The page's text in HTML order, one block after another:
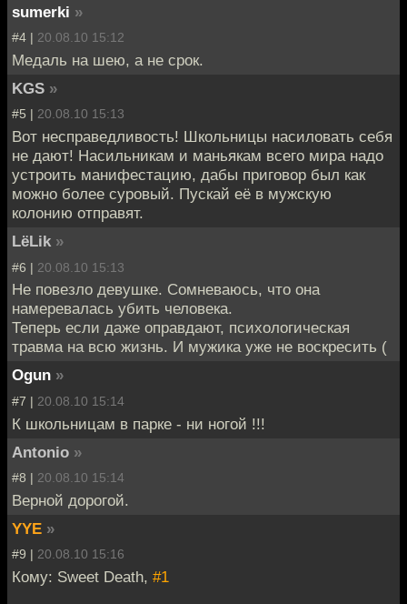
sumerki »
#4 | 20.08.10 15:12
Медаль на шею, а не срок.
KGS »
#5 | 20.08.10 15:13
Вот несправедливость! Школьницы насиловать себя
не дают! Насильникам и маньякам всего мира надо
устроить манифестацию, дабы приговор был как
можно более суровый. Пускай её в мужскую
колонию отправят.
LёLik »
#6 | 20.08.10 15:13
Не повезло девушке. Сомневаюсь, что она
намеревалась убить человека.
Теперь если даже оправдают, психологическая
травма на всю жизнь. И мужика уже не воскресить (
Ogun »
#7 | 20.08.10 15:14
К школьницам в парке - ни ногой !!!
Antonio »
#8 | 20.08.10 15:14
Верной дорогой.
YYE »
#9 | 20.08.10 15:16
Кому: Sweet Death, #1